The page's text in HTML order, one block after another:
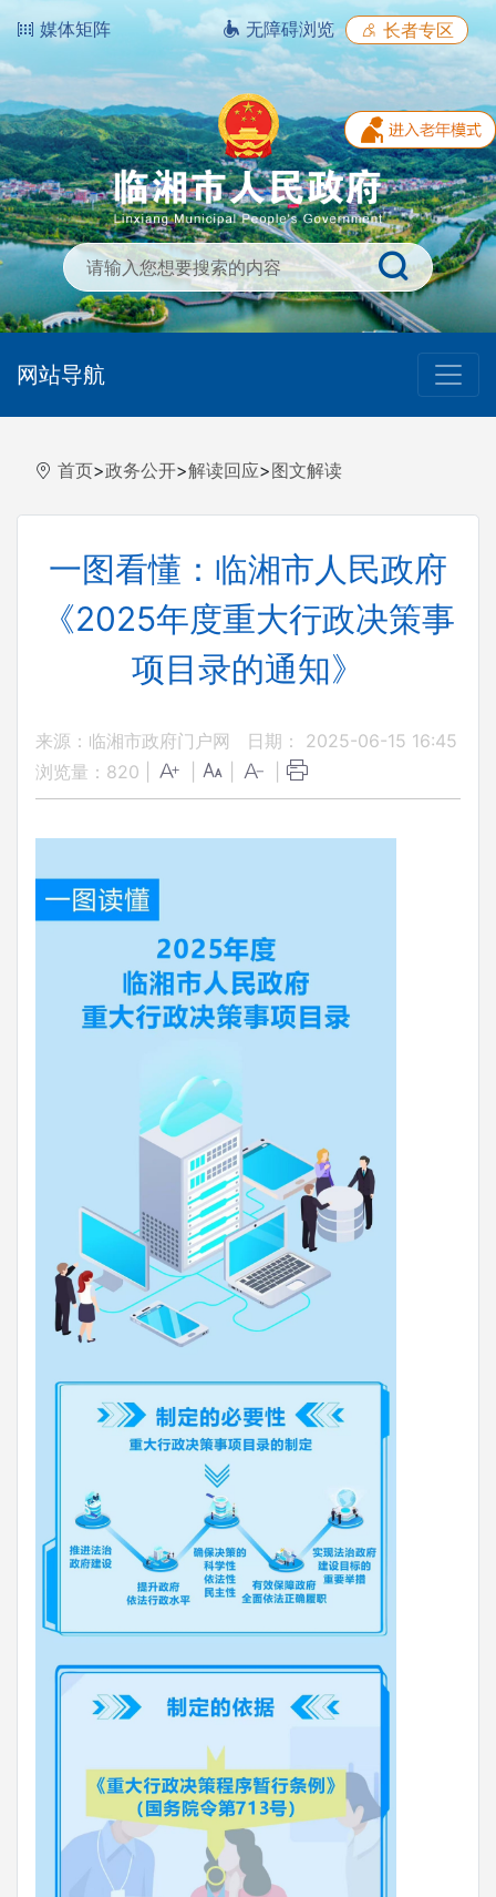
媒体矩阵 无障碍浏览 长者专区
网站导航
首页>政务公开>解读回应>图文解读
一图看懂：临湘市人民政府
《2025年度重大行政决策事
项目录的通知》
来源：临湘市政府门户网
日期： 2025-06-15 16:45
浏览量： 820